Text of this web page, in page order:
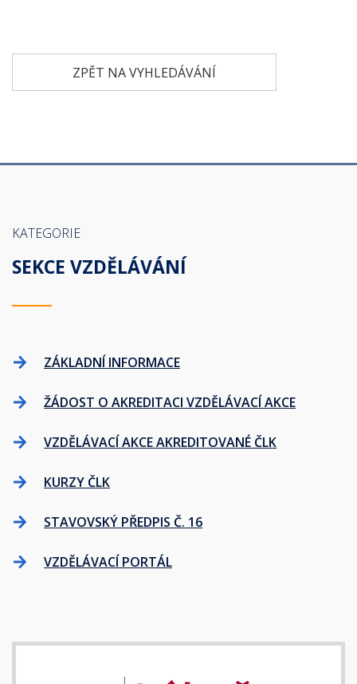
ZPĚT NA VYHLEDÁVÁNÍ
KATEGORIE
SEKCE VZDĚLÁVÁNÍ
ZÁKLADNÍ INFORMACE
ŽÁDOST O AKREDITACI VZDĚLÁVACÍ AKCE
VZDĚLÁVACÍ AKCE AKREDITOVANÉ ČLK
KURZY ČLK
STAVOVSKÝ PŘEDPIS Č. 16
VZDĚLÁVACÍ PORTÁL